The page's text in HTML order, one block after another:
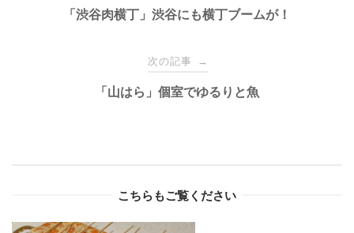
navigation
「渋谷肉横丁」渋谷にも横丁ブームが！
次の記事 →
「山はら」個室でゆるりと魚
こちらもご覧ください